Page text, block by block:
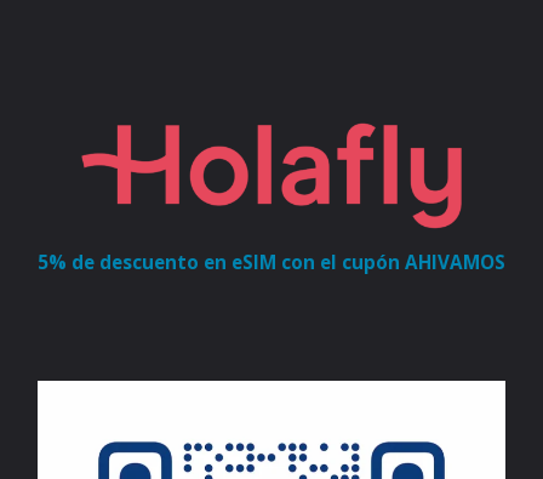
5% de descuento en eSIM con el cupón AHIVAMOS